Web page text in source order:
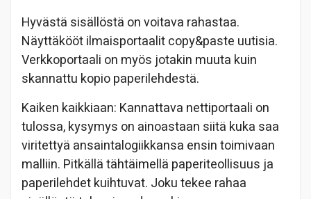
Hyvästä sisällöstä on voitava rahastaa.
Näyttäkööt ilmaisportaalit copy&paste uutisia.
Verkkoportaali on myös jotakin muuta kuin
skannattu kopio paperilehdestä.
Kaiken kaikkiaan: Kannattava nettiportaali on
tulossa, kysymys on ainoastaan siitä kuka saa
viritettyä ansaintalogiikkansa ensin toimivaan
malliin. Pitkällä tähtäimellä paperiteollisuus ja
paperilehdet kuihtuvat. Joku tekee rahaa